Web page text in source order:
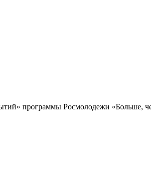
программы Росмолодежи «Больше,